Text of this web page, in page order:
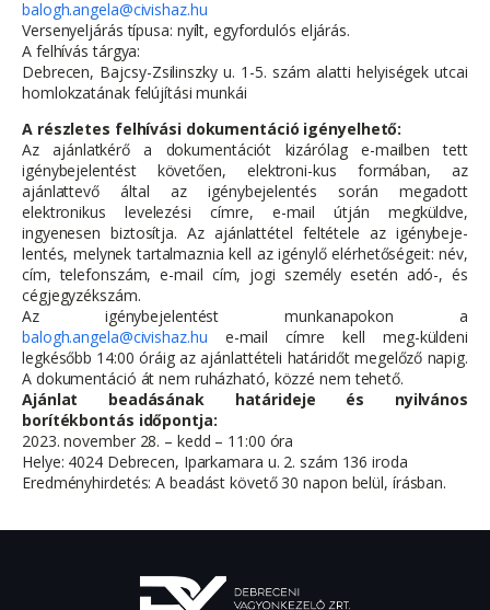
balogh.angela@civishaz.hu
Versenyeljárás típusa: nyílt, egyfordulós eljárás.
A felhívás tárgya:
Debrecen, Bajcsy-Zsilinszky u. 1-5. szám alatti helyiségek utcai
homlokzatának felújítási munkái
A részletes felhívási dokumentáció igényelhető:
Az ajánlatkérő a dokumentációt kizárólag e-mailben tett
igénybejelentést követően, elektroni-kus formában, az
ajánlattevő által az igénybejelentés során megadott
elektronikus levelezési címre, e-mail útján megküldve,
ingyenesen biztosítja. Az ajánlattétel feltétele az igénybeje-
lentés, melynek tartalmaznia kell az igénylő elérhetőségeit: név,
cím, telefonszám, e-mail cím, jogi személy esetén adó-, és
cégjegyzékszám.
Az igénybejelentést munkanapokon a
balogh.angela@civishaz.hu e-mail címre kell meg-küldeni
legkésőbb 14:00 óráig az ajánlattételi határidőt megelőző napig.
A dokumentáció át nem ruházható, közzé nem tehető.
Ajánlat beadásának határideje és nyilvános
borítékbontás időpontja:
2023. november 28. – kedd – 11:00 óra
Helye: 4024 Debrecen, Iparkamara u. 2. szám 136 iroda
Eredményhirdetés: A beadást követő 30 napon belül, írásban.